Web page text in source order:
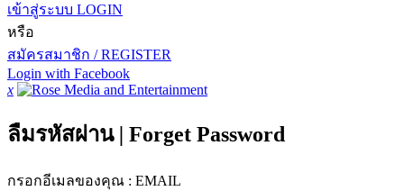
เข้าสู่ระบบ LOGIN
หรือ
สมัครสมาชิก / REGISTER
Login with Facebook
x
ลืมรหัสผ่าน | Forget Password
กรอกอีเมลของคุณ : EMAIL